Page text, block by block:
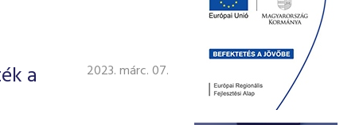
a
2023. márc. 07.